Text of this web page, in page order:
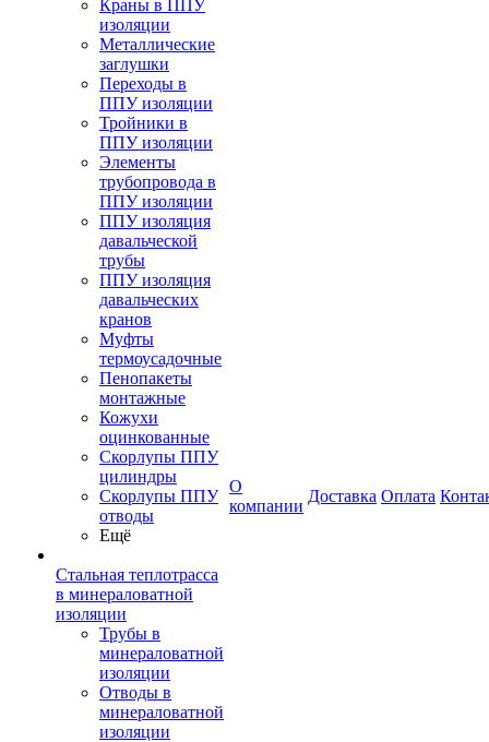
Краны в ППУ
изоляции
Металлические
заглушки
Переходы в
ППУ изоляции
Тройники в
ППУ изоляции
Элементы
трубопровода в
ППУ изоляции
ППУ изоляция
давальческой
трубы
ППУ изоляция
давальческих
кранов
Муфты
термоусадочные
Пенопакеты
монтажные
Кожухи
оцинкованные
Скорлупы ППУ
цилиндры
Скорлупы ППУ
отводы
Ещё
Стальная теплотрасса
в минераловатной
изоляции
Трубы в
минераловатной
изоляции
Отводы в
минераловатной
изоляции
О
компании
Доставка Оплата